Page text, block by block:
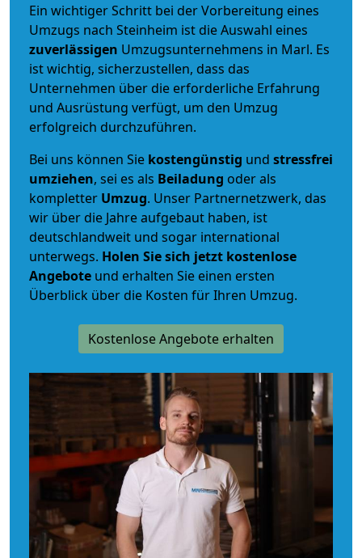
Ein wichtiger Schritt bei der Vorbereitung eines
Umzugs nach Steinheim ist die Auswahl eines
zuverlässigen Umzugsunternehmens in Marl. Es
ist wichtig, sicherzustellen, dass das
Unternehmen über die erforderliche Erfahrung
und Ausrüstung verfügt, um den Umzug
erfolgreich durchzuführen.
Bei uns können Sie kostengünstig und stressfrei
umziehen, sei es als Beiladung oder als
kompletter Umzug. Unser Partnernetzwerk, das
wir über die Jahre aufgebaut haben, ist
deutschlandweit und sogar international
unterwegs. Holen Sie sich jetzt kostenlose
Angebote und erhalten Sie einen ersten
Überblick über die Kosten für Ihren Umzug.
Kostenlose Angebote erhalten